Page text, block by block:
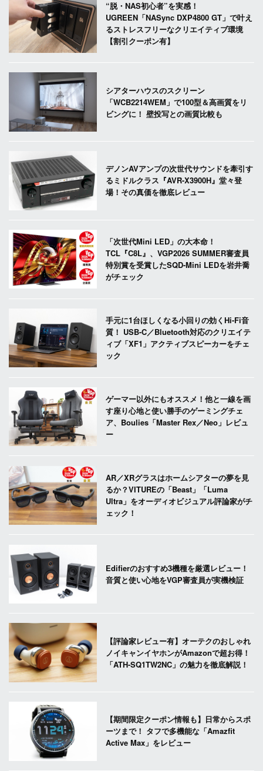
“脱・NAS初心者”を実感！
UGREEN「NASync DXP4800 GT」で叶え
るストレスフリーなクリエイティブ環境
【割引クーポン有】
シアターハウスのスクリーン
「WCB2214WEM」で100型＆高画質をリ
ビングに！ 壁投写との画質比較も
デノンAVアンプの次世代サウンドを牽引す
るミドルクラス『AVR-X3900H』堂々登
場！その真価を徹底レビュー
「次世代Mini LED」の大本命！
TCL『C8L』、VGP2026 SUMMER審査員
特別賞を受賞したSQD-Mini LEDを岩井喬
がチェック
手元に1台ほしくなる小回りの効くHi-Fi音
質！ USB-C／Bluetooth対応のクリエイテ
ィブ「XF1」アクティブスピーカーをチェ
ック
ゲーマー以外にもオススメ！他と一線を画
す座り心地と使い勝手のゲーミングチェ
ア、Boulies「Master Rex／Neo」レビュ
ー
AR／XRグラスはホームシアターの夢を見
るか？VITUREの「Beast」「Luma
Ultra」をオーディオビジュアル評論家がチ
ェック！
Edifierのおすすめ3機種を厳選レビュー！
音質と使い心地をVGP審査員が実機検証
【評論家レビュー有】オーテクのおしゃれ
ノイキャンイヤホンがAmazonで超お得！
「ATH-SQ1TW2NC」の魅力を徹底解説！
【期間限定クーポン情報も】日常からスポ
ーツまで！ タフで多機能な「Amazfit
Active Max」をレビュー